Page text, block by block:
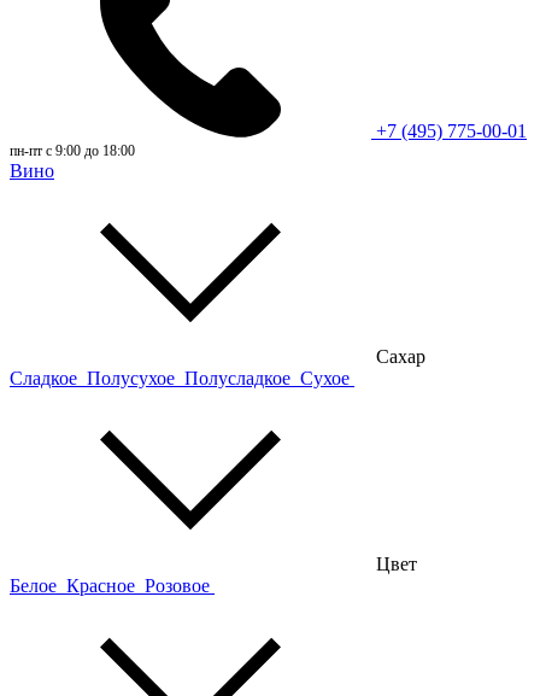
+7 (495) 775-00-01
пн-пт с 9:00 до 18:00
Вино
Сахар
Сладкое Полусухое Полусладкое Сухое
Цвет
Белое Красное Розовое